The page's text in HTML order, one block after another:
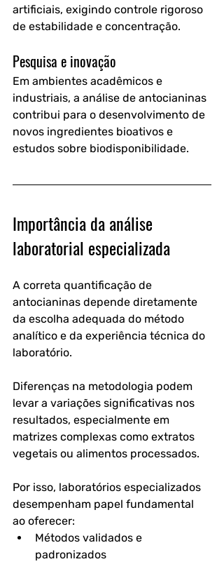
artificiais, exigindo controle rigoroso
de estabilidade e concentração.
Pesquisa e inovação
Em ambientes acadêmicos e
industriais, a análise de antocianinas
contribui para o desenvolvimento de
novos ingredientes bioativos e
estudos sobre biodisponibilidade.
Importância da análise
laboratorial especializada
A correta quantificação de
antocianinas depende diretamente
da escolha adequada do método
analítico e da experiência técnica do
laboratório.
Diferenças na metodologia podem
levar a variações significativas nos
resultados, especialmente em
matrizes complexas como extratos
vegetais ou alimentos processados.
Por isso, laboratórios especializados
desempenham papel fundamental
ao oferecer:
Métodos validados e
padronizados